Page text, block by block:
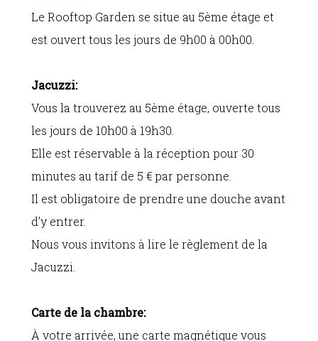
Le Rooftop Garden se situe au 5ème étage et
est ouvert tous les jours de 9h00 à 00h00.
Jacuzzi:
Vous la trouverez au 5ème étage, ouverte tous
les jours de 10h00 à 19h30.
Elle est réservable à la réception pour 30
minutes au tarif de 5 € par personne.
Il est obligatoire de prendre une douche avant
d’y entrer.
Nous vous invitons à lire le règlement de la
Jacuzzi.
Carte de la chambre:
À votre arrivée, une carte magnétique vous